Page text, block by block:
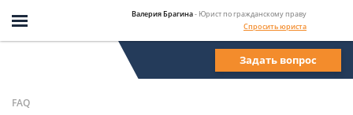
Валерия Брагина- Юрист по гражданскому праву
Спросить юриста
Задать вопрос
FAQ